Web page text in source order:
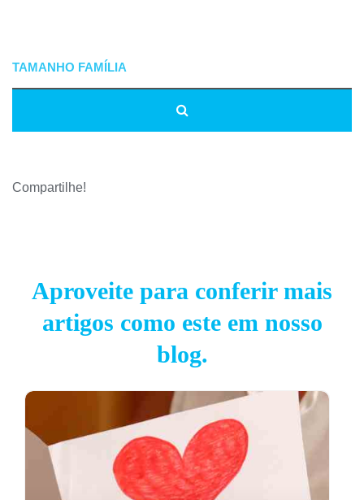
Compartilhe!
Aproveite para conferir mais
artigos como este em nosso
blog.